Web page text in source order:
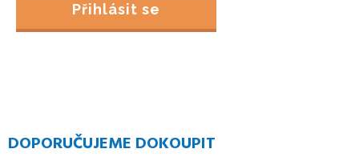
Přihlásit se
DOPORUČUJEME DOKOUPIT